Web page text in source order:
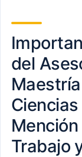
del
Trabajo